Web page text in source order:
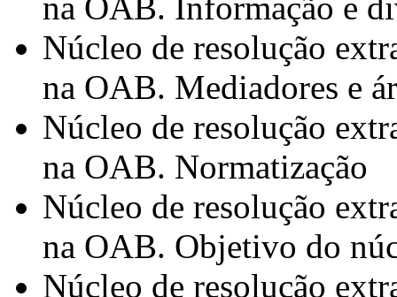
Núcleo de resolução
na OAB. Mediadores e
Núcleo de resolução
na OAB. Normatização
Núcleo de resolução
na OAB. Objetivo do
Núcleo de resolução